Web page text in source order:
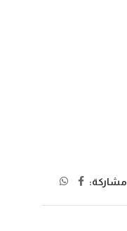
مشاركة: